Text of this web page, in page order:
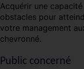
Acquérir une
obstacles pour
votre management
chevronné.
Public concerné